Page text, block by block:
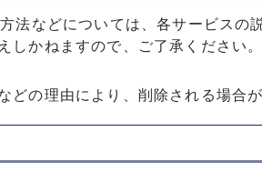
法などについては、各サービスの
しかねますので、ご了承ください。
の理由により、削除される場合が